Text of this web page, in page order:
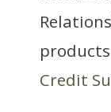
Credit